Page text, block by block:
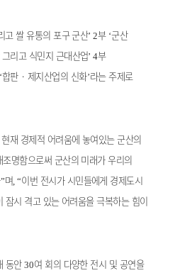
고 쌀 유통의 포구 군산’ 2부 ‘군산
리고 식민지 근대산업’ 4부
‘합판‧ 제지산업의 신화’라는 주제로
재 경제적 어려움에 놓여있는 군산의
명함으로써 군산의 미래가 우리의
”며 , “이번 전시가 시민들에게 경제도시
잠시 격고 있는 어려움을 극복하는 힘이
동안30여 회의 다양한 전시 및 공연을